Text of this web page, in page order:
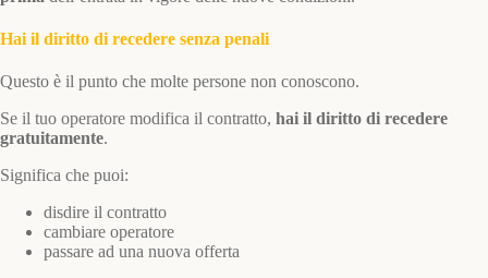
Hai il diritto di recedere senza penali
Questo è il punto che molte persone non conoscono.
Se il tuo operatore modifica il contratto, hai il diritto di recedere
gratuitamente.
Significa che puoi:
disdire il contratto
cambiare operatore
passare ad una nuova offerta